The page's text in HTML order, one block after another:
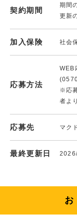
契約期間
期間
更新
加入保険 社会
応募方法
WEB
※応
者よ
応募先 マク
最終更新日